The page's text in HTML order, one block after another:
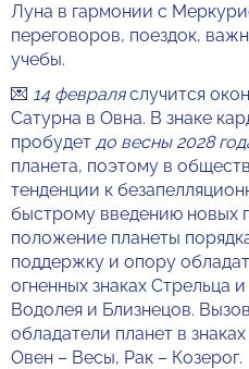
Луна в гармонии с
переговоров, поездок,
учебы.
💌 14 февраляслучится
Сатурна в Овна. В знаке
пробудет до весны 2028
планета, поэтому в
тенденции к
быстрому введению новых
положение планеты
поддержку и опору
огненных знаках Стрельца
Водолея и Близнецов.
обладатели планет в
Овен – Весы, Рак – Козерог.